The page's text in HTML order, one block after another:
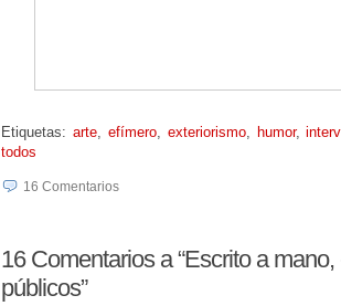
Etiquetas: arte, efímero, exteriorismo, humor,
todos
16 Comentarios
16Comentarios a “Escrito a
públicos”